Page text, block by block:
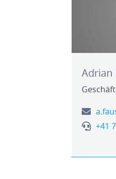
Adrian
+41